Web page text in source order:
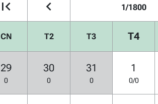
1/1800
CN T2 T3 T4
29
0
30
0
31
0
1
0/0